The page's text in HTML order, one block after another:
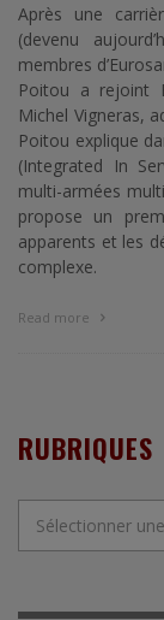
Après une
(devenu
membres
Poitou a rejoint
Michel Vigneras,
Poitou explique
(Integrated In
multi-armées
propose un
apparents et les
complexe.
Read more
RUBRIQUES